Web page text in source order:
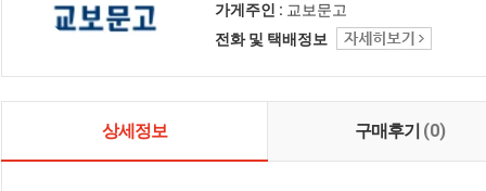
가게주인 : 교보문고
전화 및 택배정보
상세정보 구매후기 (0)